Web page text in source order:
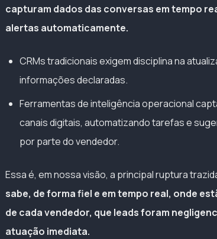
capturam dados das conversas em tempo
alertas automaticamente.
CRMs tradicionais exigem disciplina na
informações declaradas.
Ferramentas de inteligência operacional
canais digitais, automatizando tarefas e
por parte do vendedor.
Essa é, em nossa visão, a principal ruptura
sabe, de forma fiel e em tempo real, onde
de cada vendedor, que leads foram
atuação imediata.